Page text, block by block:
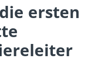
ersten